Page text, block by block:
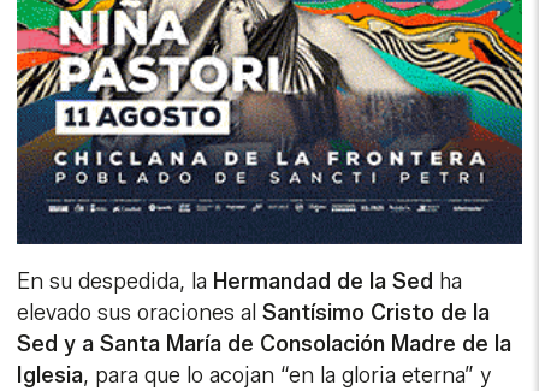
En su despedida, la Hermandad de la Sed ha
elevado sus oraciones alSantísimo Cristo de la
Sed y a Santa María de Consolación Madre de la
Iglesia, para que lo acojan “en la gloria eterna” y